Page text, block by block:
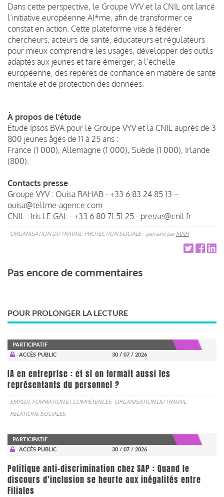
Dans cette perspective, le Groupe VYV et la CNIL ont lancé
l’initiative européenne AI*me, afin de transformer ce
constat en action. Cette plateforme vise à fédérer
chercheurs, acteurs de santé, éducateurs et régulateurs
pour mieux comprendre les usages, développer des outils
adaptés aux jeunes et faire émerger, à l’échelle
européenne, des repères de confiance en matière de santé
mentale et de protection des données.
À propos de l’étude
Étude Ipsos BVA pour le Groupe VYV et la CNIL auprès de 3
800 jeunes âgés de 11 à 25 ans :
France (1 000), Allemagne (1 000), Suède (1 000), Irlande
(800).
Contacts presse
Groupe VYV : Ouisa RAHAB - +33 6 83 24 85 13 –
ouisa@tellme-agence.com
CNIL : Iris LE GAL - +33 6 80 71 51 25 - presse@cnil.fr
ORGANISATION DU TRAVAIL PROTECTION SOCIALE parrainé parMNH
Pas encore de commentaires
POUR PROLONGER LA LECTURE
PARTICIPATIF
ACCÈS PUBLIC
30 / 07 / 2026
IA en entreprise : et si on formait aussi les
représentants du personnel ?
EMPLOI, FORMATION ET COMPÉTENCES ORGANISATION DU TRAVAIL
RELATIONS SOCIALES
PARTICIPATIF
ACCÈS PUBLIC
30 / 07 / 2026
Politique anti-discrimination chez SAP : Quand le
discours d’inclusion se heurte aux inégalités entre
Filiales